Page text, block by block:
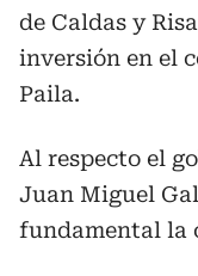
de Caldas y
inversión en el
Paila.
Al respecto el
Juan Miguel
fundamental la